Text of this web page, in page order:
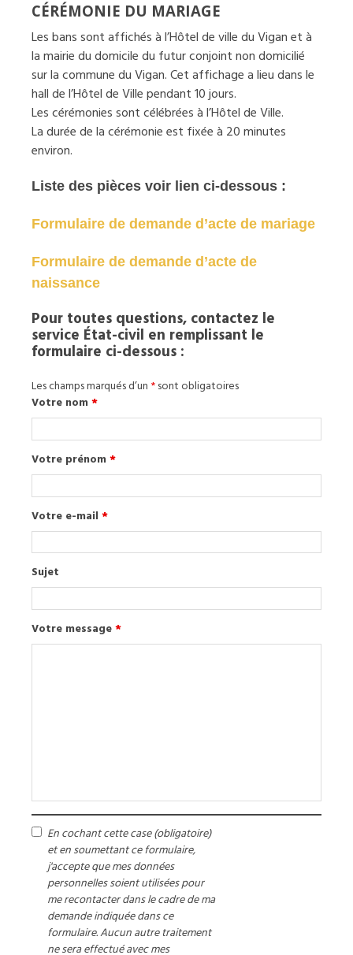
CÉRÉMONIE DU MARIAGE
Les bans sont affichés à l’Hôtel de ville du Vigan et à
la mairie du domicile du futur conjoint non domicilié
sur la commune du Vigan. Cet affichage a lieu dans le
hall de l’Hôtel de Ville pendant 10 jours.
Les cérémonies sont célébrées à l’Hôtel de Ville.
La durée de la cérémonie est fixée à 20 minutes
environ.
Liste des pièces voir lien ci-dessous :
Formulaire de demande d’acte de mariage
Formulaire de demande d’acte de
naissance
Pour toutes questions, contactez le
service État-civil en remplissant le
formulaire ci-dessous :
Les champs marqués d’un *sont obligatoires
Votre nom*
Votre prénom*
Votre e-mail*
Sujet
Votre message*
En cochant cette case (obligatoire)
et en soumettant ce formulaire,
j'accepte que mes données
personnelles soient utilisées pour
me recontacter dans le cadre de ma
demande indiquée dans ce
formulaire. Aucun autre traitement
ne sera effectué avec mes